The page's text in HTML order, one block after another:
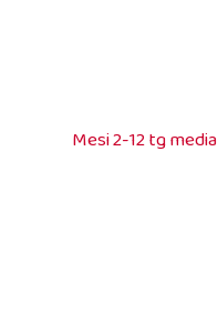
Mesi 2-12 tg media